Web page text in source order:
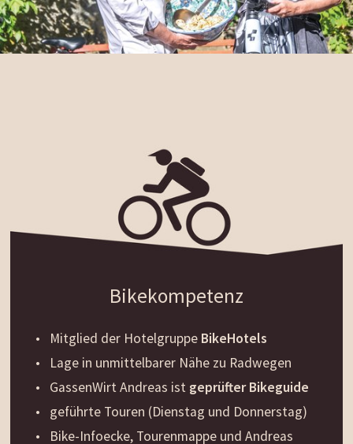
Bikekompetenz
Mitglied der Hotelgruppe BikeHotels
Lage in unmittelbarer Nähe zu Radwegen
GassenWirt Andreas ist geprüfter Bikeguide
geführte Touren (Dienstag und Donnerstag)
Bike-Infoecke, Tourenmappe und Andreas